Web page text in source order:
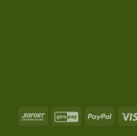
Sofort GiroPay PayPal